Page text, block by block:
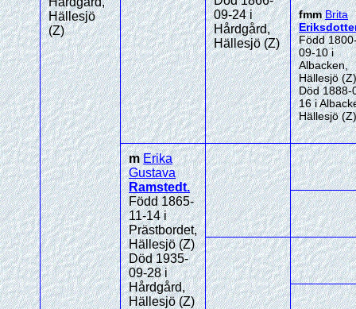
Hällesjö
(Z)
09-24 i
Hårdgård,
Hällesjö (Z)
fmmBrita
Född
09-10 i
Albacken,
Hällesjö (Z)
Död 1888-
16 i
Hällesjö (Z)
mErika
Gustava
Ramstedt.
Född 1865-
11-14 i
Prästbordet,
Hällesjö (Z)
Död 1935-
09-28 i
Hårdgård,
Hällesjö (Z)